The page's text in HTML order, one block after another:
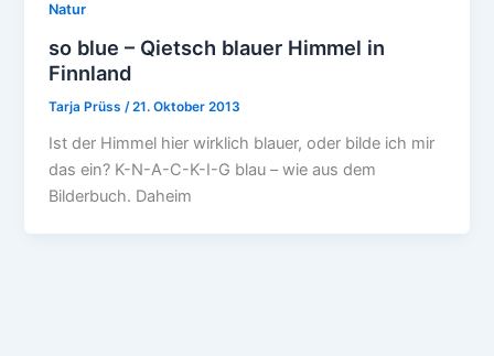
Natur
so blue – Qietsch blauer Himmel in
Finnland
Tarja Prüss/21. Oktober 2013
Ist der Himmel hier wirklich blauer, oder bilde ich mir
das ein? K-N-A-C-K-I-G blau – wie aus dem
Bilderbuch. Daheim